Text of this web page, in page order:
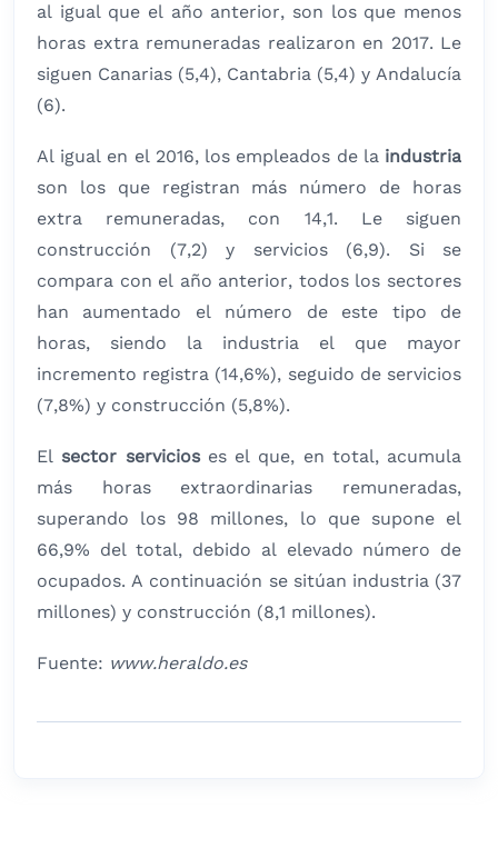
al igual que el año anterior, son los que menos
horas extra remuneradas realizaron en 2017. Le
siguen Canarias (5,4), Cantabria (5,4) y Andalucía
(6).
Al igual en el 2016, los empleados de laindustria
son los que registran más número de horas
extra remuneradas, con 14,1. Le siguen
construcción (7,2) y servicios (6,9). Si se
compara con el año anterior, todos los sectores
han aumentado el número de este tipo de
horas, siendo la industria el que mayor
incremento registra (14,6%), seguido de servicios
(7,8%) y construcción (5,8%).
El sector servicioses el que, en total, acumula
más horas extraordinarias remuneradas,
superando los 98 millones, lo que supone el
66,9% del total, debido al elevado número de
ocupados. A continuación se sitúan industria (37
millones) y construcción (8,1 millones).
Fuente: www.heraldo.es